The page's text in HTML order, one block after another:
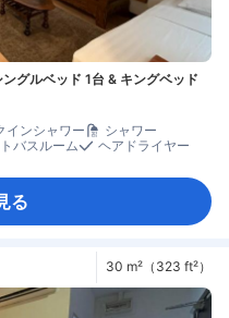
ングルベッド 1台 & キングベッド
インシャワー
シャワー
バスルーム
ヘアドライヤー
る
30 m²（323 ft²）